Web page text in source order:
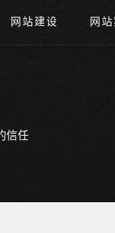
网站建设 网站
信任